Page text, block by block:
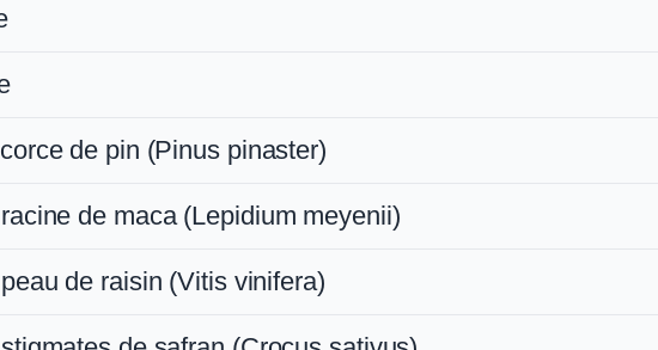
de pin (Pinus pinaster)
de maca (Lepidium meyenii)
de raisin (Vitis vinifera)